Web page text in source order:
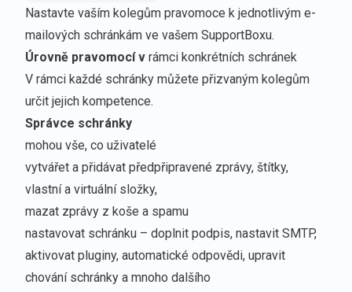
Nastavte vaším kolegům pravomoce k jednotlivým e-
mailových schránkám ve vašem SupportBoxu.
Úrovně pravomocí v rámci konkrétních schránek
V rámci každé schránky můžete přizvaným kolegům
určit jejich kompetence.
Správce schránky
mohou vše, co uživatelé
vytvářet a přidávat předpřipravené zprávy, štítky,
vlastnía virtuální složky,
mazat zprávy z koše a spamu
nastavovat schránku – doplnit podpis, nastavit SMTP,
aktivovat pluginy, automatické odpovědi, upravit
chování schránky a mnoho dalšího